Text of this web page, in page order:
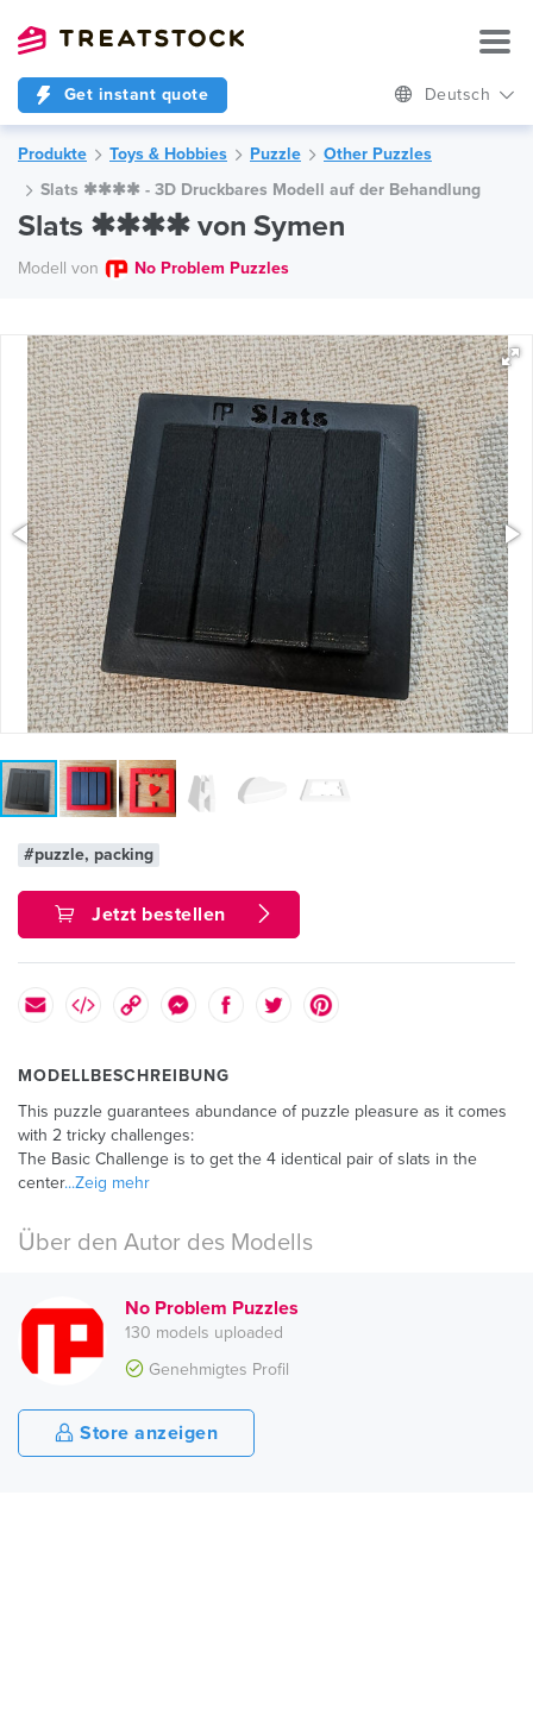
Get instant quote Deutsch
Produkte Toys & Hobbies Puzzle
Other Puzzles
Slats ✱✱✱✱ - 3D Druckbares Modell auf der Behandlung
Slats ✱✱✱✱ von Symen
Modell von No Problem Puzzles
#puzzle, packing
Jetzt bestellen
MODELLBESCHREIBUNG
This puzzle guarantees abundance of puzzle pleasure as it comes
with 2 tricky challenges:
The Basic Challenge is to get the 4 identical pair of slats in the
center...Zeig mehr
Über den Autor des Modells
No Problem Puzzles
130 models uploaded
Genehmigtes Profil
Store anzeigen